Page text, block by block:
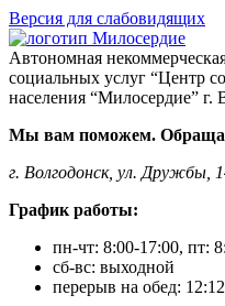
Версия для слабовидящих
Автономная
социальных услуг “Центр
населения “Милосердие” г.
Мы вам поможем.
г. Волгодонск, ул. Дружбы,
График работы:
пн-чт: 8:00-17:00, пт:
сб-вс: выходной
перерыв на обед: